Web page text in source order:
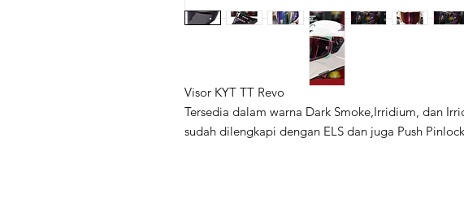
Visor KYT TT Revo
Tersedia dalam warna Dark Smoke,Irridium, dan
sudah dilengkapi dengan ELS dan juga Push Pinlock